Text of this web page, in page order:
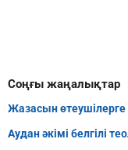
Соңғы жаңалықтар
Жазасын өтеушілерге
Аудан әкімі белгілі